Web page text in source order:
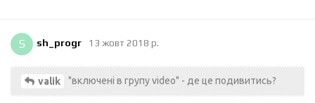
S sh_progr 13 жовт 2018 р.
valik "включені в групу video" - де це подивитись?